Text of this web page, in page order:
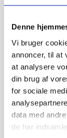
Denne
Vi bruger
annoncer, til at
at analysere
din brug af
for sociale
data med
de har
Er jeres flåde
Fleksibel
Tilmeld dig
seneste